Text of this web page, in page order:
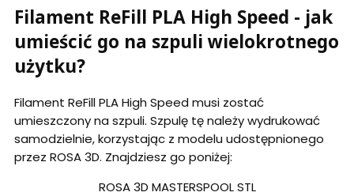
Filament ReFill PLA High Speed - jak
umieścić go na szpuli wielokrotnego
użytku?
Filament ReFill PLA High Speed musi zostać
umieszczony na szpuli. Szpulę tę należy wydrukować
samodzielnie, korzystając z modelu udostępnionego
przez ROSA 3D. Znajdziesz go poniżej:
ROSA 3D MASTERSPOOL STL